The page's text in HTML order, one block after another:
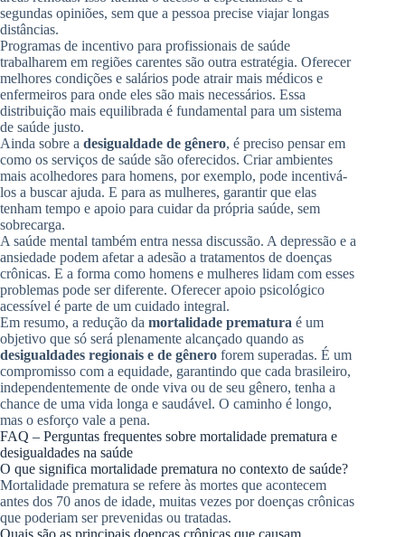
segundas opiniões, sem que a pessoa precise viajar longas
distâncias.
Programas de incentivo para profissionais de saúde
trabalharem em regiões carentes são outra estratégia. Oferecer
melhores condições e salários pode atrair mais médicos e
enfermeiros para onde eles são mais necessários. Essa
distribuição mais equilibrada é fundamental para um sistema
de saúde justo.
Ainda sobre a desigualdade de gênero, é preciso pensar em
como os serviços de saúde são oferecidos. Criar ambientes
mais acolhedores para homens, por exemplo, pode incentivá-
los a buscar ajuda. E para as mulheres, garantir que elas
tenham tempo e apoio para cuidar da própria saúde, sem
sobrecarga.
A saúde mental também entra nessa discussão. A depressão e a
ansiedade podem afetar a adesão a tratamentos de doenças
crônicas. E a forma como homens e mulheres lidam com esses
problemas pode ser diferente. Oferecer apoio psicológico
acessível é parte de um cuidado integral.
Em resumo, a redução da mortalidade prematura é um
objetivo que só será plenamente alcançado quando as
desigualdades regionais e de gênero forem superadas. É um
compromisso com a equidade, garantindo que cada brasileiro,
independentemente de onde viva ou de seu gênero, tenha a
chance de uma vida longa e saudável. O caminho é longo,
mas o esforço vale a pena.
FAQ – Perguntas frequentes sobre mortalidade prematura e
desigualdades na saúde
O que significa mortalidade prematura no contexto de saúde?
Mortalidade prematura se refere às mortes que acontecem
antes dos 70 anos de idade, muitas vezes por doenças crônicas
que poderiam ser prevenidas ou tratadas.
Quais são as principais doenças crônicas que causam